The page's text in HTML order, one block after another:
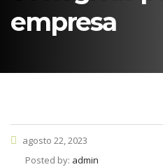
empresa
agosto 22, 2023
Posted by: admin